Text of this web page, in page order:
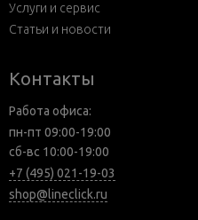
Услуги и сервис
Статьи и новости
Контакты
Работа офиса:
пн-пт 09:00-19:00
сб-вс 10:00-19:00
+7 (495) 021-19-03
shop@lineclick.ru